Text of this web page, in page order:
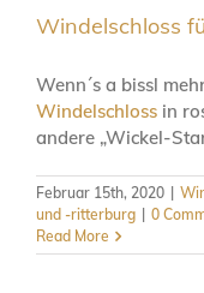
Windelschloss
Wenn´s a bissl
Windelschloss in
andere „Wickel-
Februar 15th, 2020 |
und -ritterburg | 0
Read More